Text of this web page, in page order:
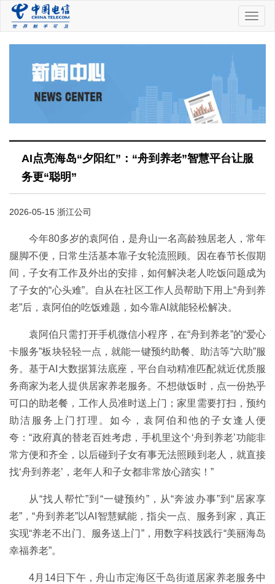
中
国
AI点亮海岛“夕阳红”：“舟到养老”智慧平台让服
务更“聪明”
2026-05-15 浙江公司
今年80多岁的袁阿伯，是舟山一名高龄独居老人，常年
腿脚不便，日常生活基本靠子女轮流照顾。因在春节长假期
间，子女有工作及外出的安排，如何解决老人吃饭问题成为
了子女的“心头难”。自从在社区工作人员帮助下用上“舟到养
老”后，袁阿伯的吃饭难题，如今靠AI就能轻松解决。
袁阿伯只需打开手机微信小程序，在“舟到养老”的“爱心
卡服务”板块轻轻一点，就能一键预约助餐、助洁等“六助”服
务。基于AI大数据算法底座，平台自动精准匹配就近优质服
务商家为老人提供居家养老服务。不想做饭时，点一份热乎
可口的助老餐，工作人员准时送上门；家里需要打扫，预约
助洁服务上门打理。如今，袁阿伯和他的子女逢人便
夸：“政府真的替老百姓考虑，手机里这个‘舟到养老’功能非
常方便和齐全，以后碰到子女有事无法照顾到老人，就直接
找‘舟到养老’，老年人和子女都非常放心踏实！”
从“找人帮忙”到“一键预约”，从“奔波办事”到“居家享
老”，“舟到养老”以AI智慧赋能，指尖一点、服务到家，真正
实现“养老不出门、服务送上门”，用数字科技践行“美丽海岛
幸福养老”。
4月14日下午，舟山市定海区千岛街道居家养老服务中